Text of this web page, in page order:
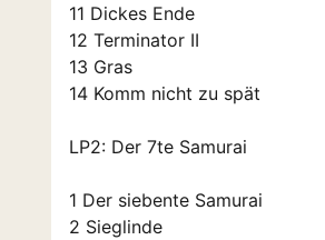
11 Dickes Ende
12 Terminator II
13 Gras
14 Komm nicht zu spät
LP2: Der 7te Samurai
1 Der siebente Samurai
2 Sieglinde